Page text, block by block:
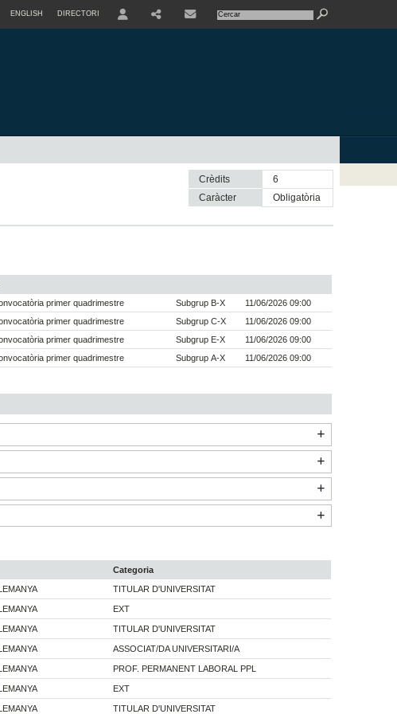
ENGLISH DIRECTORI
Crèdits
6
Caràcter
obligatòria
primer quadrimestre
Subgrup B-X
11/06/2026 09:00
primer quadrimestre
Subgrup C-X
11/06/2026 09:00
primer quadrimestre
Subgrup E-X
11/06/2026 09:00
primer quadrimestre
Subgrup A-X 11/06/2026 09:00
Categoria
TITULAR D'UNIVERSITAT
EXT
TITULAR D'UNIVERSITAT
ASSOCIAT/DA UNIVERSITARI/A
PROF. PERMANENT LABORAL PPL
EXT
TITULAR D'UNIVERSITAT